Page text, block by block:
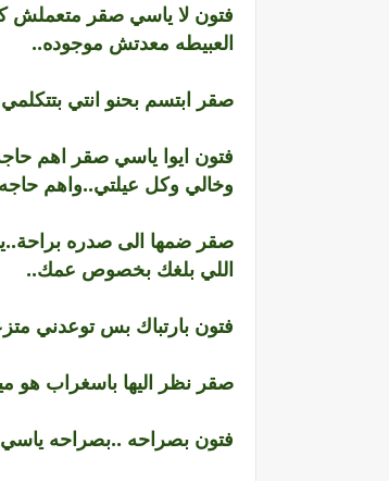
فتون لا ياسي صقر متعملش
العبيطه معدتش موجوده..
صقر ابتسم بحنو انتي
فتون ايوا ياسي صقر اهم
وخالي وكل عيلتي..واهم
صقر ضمها الى صدره
اللي بلغك بخصوص عمك..
فتون بارتباك بس توعدني
صقر نظر اليها باسغراب هو
فتون بصراحه ..بصراحه